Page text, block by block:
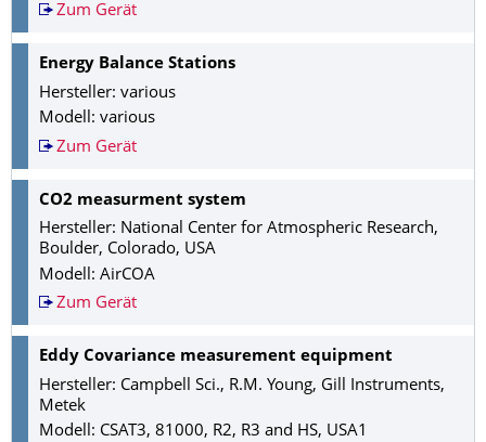
Zum Gerät
Energy Balance Stations
Hersteller: various
Modell: various
Zum Gerät
CO2 measurment system
Hersteller: National Center for Atmospheric Research,
Boulder, Colorado, USA
Modell: AirCOA
Zum Gerät
Eddy Covariance measurement equipment
Hersteller: Campbell Sci., R.M. Young, Gill Instruments,
Metek
Modell: CSAT3, 81000, R2, R3 and HS, USA1